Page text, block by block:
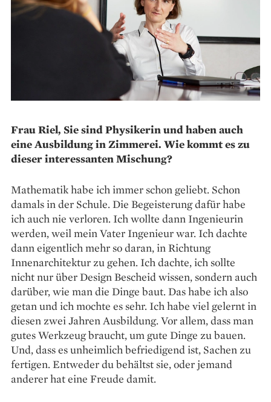
Frau Riel, Sie sind Physikerin und haben auch
eine Ausbildung in Zimmerei. Wie kommt es zu
dieser interessanten Mischung?
Mathematik habe ich immer schon geliebt. Schon
damals in der Schule. Die Begeisterung dafür habe
ich auch nie verloren. Ich wollte dann Ingenieurin
werden, weil mein Vater Ingenieur war. Ich dachte
dann eigentlich mehr so daran, in Richtung
Innenarchitektur zu gehen. Ich dachte, ich sollte
nicht nur über Design Bescheid wissen, sondern auch
darüber, wie man die Dinge baut. Das habe ich also
getan und ich mochte es sehr. Ich habe viel gelernt in
diesen zwei Jahren Ausbildung. Vor allem, dass man
gutes Werkzeug braucht, um gute Dinge zu bauen.
Und, dass es unheimlich befriedigend ist, Sachen zu
fertigen. Entweder du behältst sie, oder jemand
anderer hat eine Freude damit.